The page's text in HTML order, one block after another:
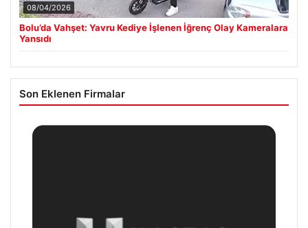
08/04/2026
Bolu’da Vahşet: Yavru Kediye İşlenen İğrenç Olay Kameralara
Yansıdı
Son Eklenen Firmalar